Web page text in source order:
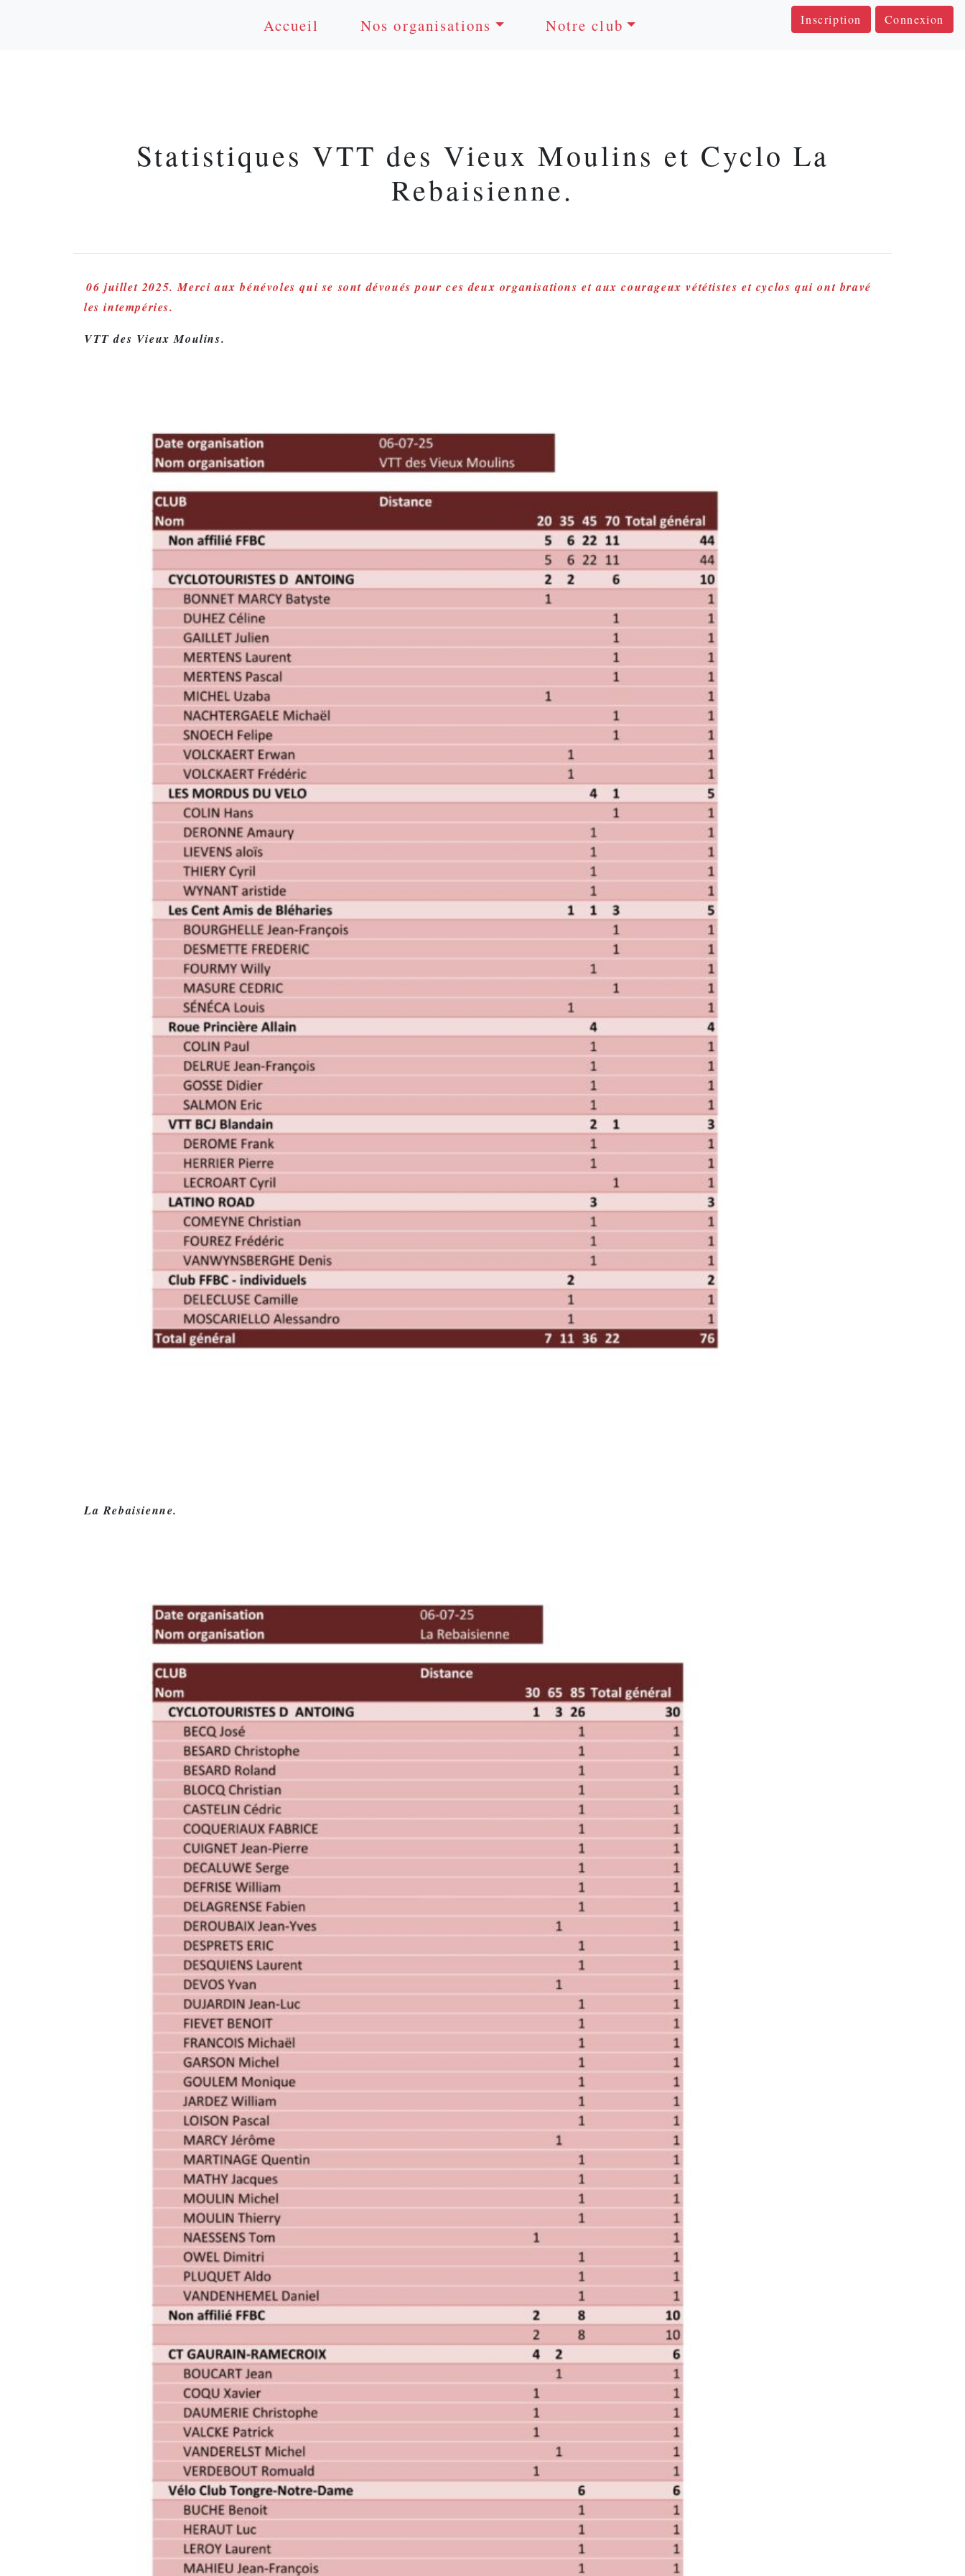
Accueil Nos organisations Notre club Inscription Connexion
Statistiques VTT des Vieux Moulins et Cyclo La
Rebaisienne.
06 juillet 2025. Merci aux bénévoles qui se sont dévoués pour ces deux organisations et aux courageux vététistes et cyclos qui ont bravé
les intempéries.
VTT des Vieux Moulins.
La Rebaisienne.